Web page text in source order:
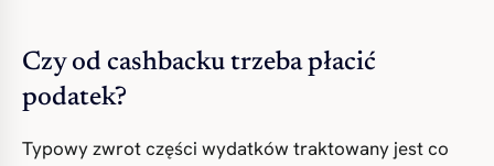
Czy od cashbacku trzeba płacić
podatek?
Typowy zwrot części wydatków traktowany jest co